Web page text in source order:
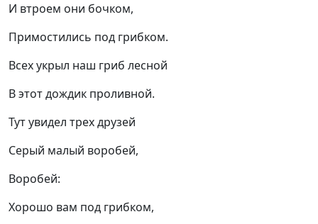
И втроем они бочком,
Примостились под грибком.
Всех укрыл наш гриб лесной
В этот дождик проливной.
Тут увидел трех друзей
Серый малый воробей,
Воробей:
Хорошо вам под грибком,